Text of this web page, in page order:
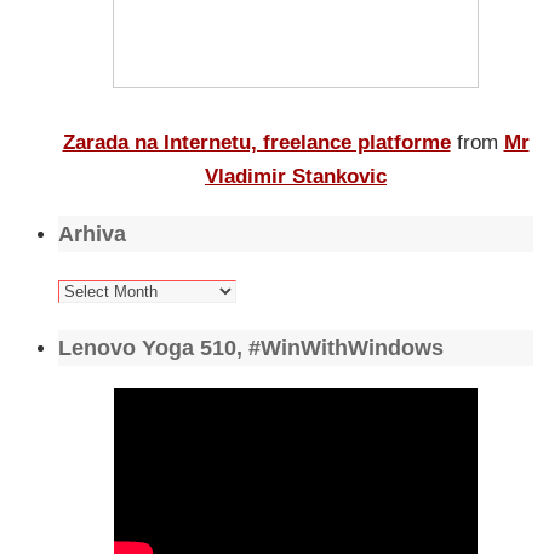
Zarada na Internetu, freelance platforme from Mr
Vladimir Stankovic
Arhiva
Arhiva
Lenovo Yoga 510, #WinWithWindows